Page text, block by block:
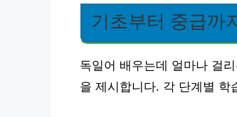
기초부터 중급까
독일어 배우는데 얼마나 걸
을 제시합니다. 각 단계별 학